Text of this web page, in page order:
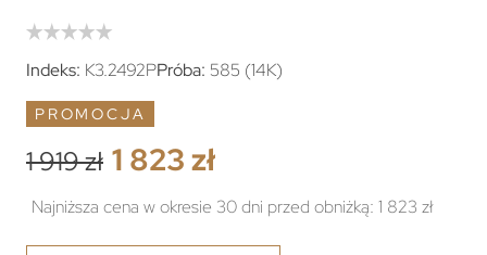
Indeks: K3.2492PPróba: 585 (14K)
PROMOCJA
1 919 zł 1 823 zł
Najniższa cena w okresie 30 dni przed obniżką: 1 823 zł